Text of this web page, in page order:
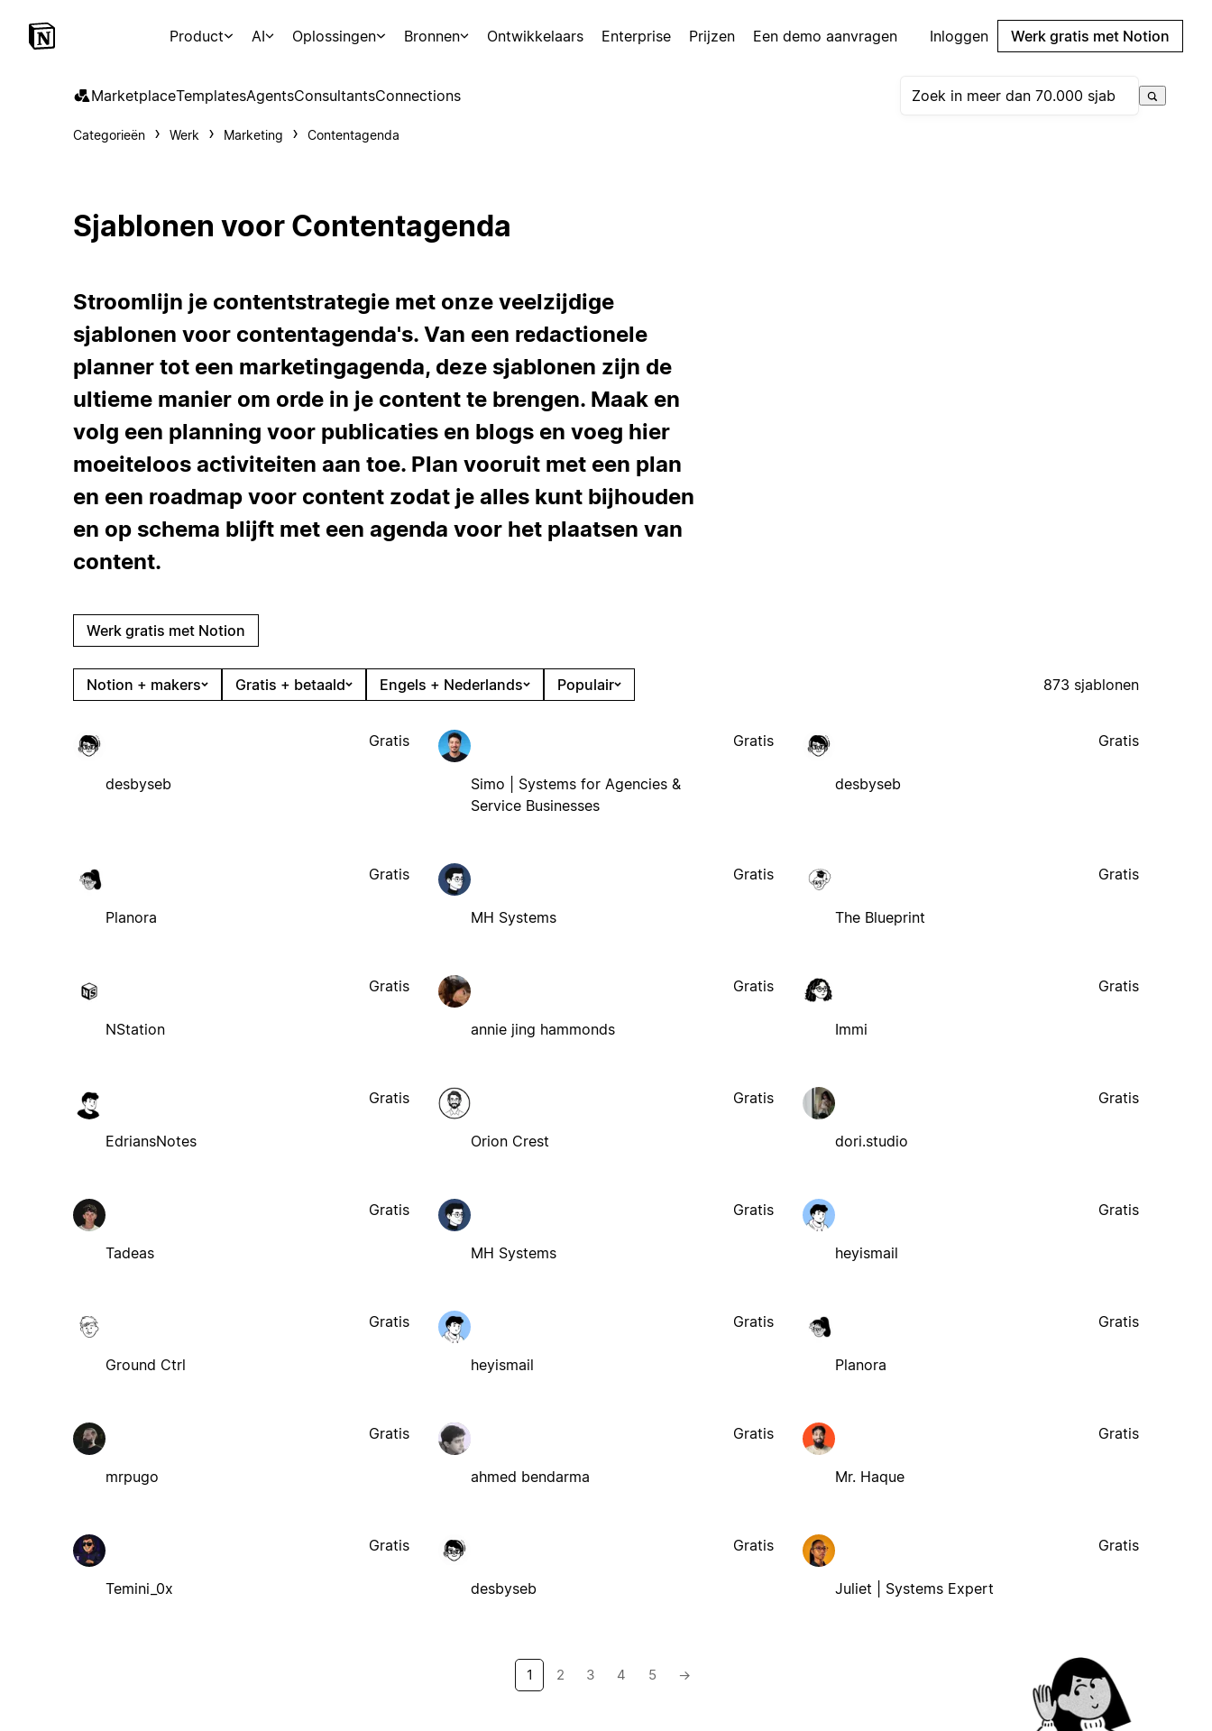
Product AI Oplossingen Bronnen Ontwikkelaars Enterprise Prijzen Een demo aanvragen Inloggen Werk gratis met Notion
MarketplaceTemplatesAgentsConsultantsConnections
Categorieën Werk Marketing Contentagenda
Sjablonen voor Contentagenda
Stroomlijn je contentstrategie met onze veelzijdige
sjablonen voor contentagenda's. Van een redactionele
planner tot een marketingagenda, deze sjablonen zijn de
ultieme manier om orde in je content te brengen. Maak en
volg een planning voor publicaties en blogs en voeg hier
moeiteloos activiteiten aan toe. Plan vooruit met een plan
en een roadmap voor content zodat je alles kunt bijhouden
en op schema blijft met een agenda voor het plaatsen van
content.
Werk gratis met Notion
Notion + makers Gratis + betaald Engels + Nederlands Populair 873 sjablonen
desbyseb
Gratis
Simo | Systems for Agencies &
Service Businesses
Gratis
desbyseb
Gratis
Planora
Gratis
MH Systems
Gratis
The Blueprint
Gratis
NStation
Gratis
annie jing hammonds
Gratis
Immi
Gratis
EdriansNotes
Gratis
Orion Crest
Gratis
dori.studio
Gratis
Tadeas
Gratis
MH Systems
Gratis
heyismail
Gratis
Ground Ctrl
Gratis
heyismail
Gratis
Planora
Gratis
mrpugo
Gratis
ahmed bendarma
Gratis
Mr. Haque
Gratis
Temini_0x
Gratis
desbyseb
Gratis
Juliet | Systems Expert
Gratis
1 2 3 4 5 →